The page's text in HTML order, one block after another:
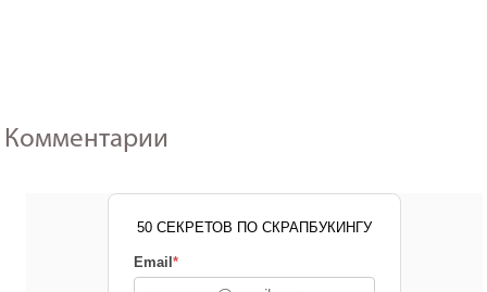
Комментарии
50 СЕКРЕТОВ ПО СКРАПБУКИНГУ
Email *